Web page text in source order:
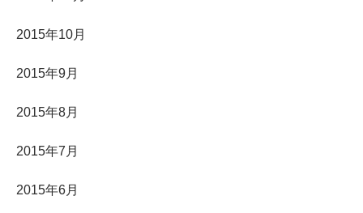
2015年10月
2015年9月
2015年8月
2015年7月
2015年6月